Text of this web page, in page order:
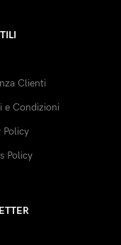
Clienti
e Condizioni
Policy
Policy